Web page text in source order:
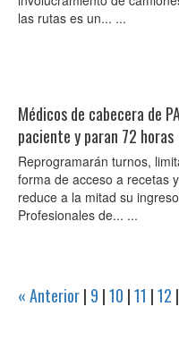
las rutas es un... ...
Médicos de cabecera de
paciente y paran 72 horas
Reprogramarán turnos,
forma de acceso a recetas
reduce a la mitad su
Profesionales de... ...
« Anterior| 9 |10 |11 |12 |